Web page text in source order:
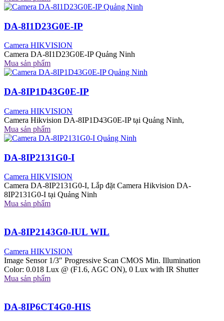
DA-8I1D23G0E-IP
Camera HIKVISION
Camera DA-8I1D23G0E-IP Quảng Ninh
Mua sản phẩm
DA-8IP1D43G0E-IP
Camera HIKVISION
Camera Hikvision DA-8IP1D43G0E-IP tại Quảng Ninh,
Mua sản phẩm
DA-8IP2131G0-I
Camera HIKVISION
Camera DA-8IP2131G0-I, Lắp đặt Camera Hikvision DA-
8IP2131G0-I tại Quảng Ninh
Mua sản phẩm
DA-8IP2143G0-IUL WIL
Camera HIKVISION
Image Sensor 1/3″ Progressive Scan CMOS Min. Illumination
Color: 0.018 Lux @ (F1.6, AGC ON), 0 Lux with IR Shutter
Mua sản phẩm
DA-8IP6CT4G0-HIS